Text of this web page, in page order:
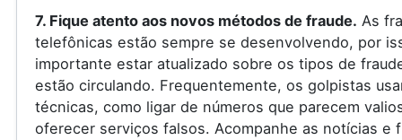
7. Fique atento aos novos métodos de fraude. As
telefônicas estão sempre se desenvolvendo, por
importante estar atualizado sobre os tipos de
estão circulando. Frequentemente, os golpistas
técnicas, como ligar de números que parecem
oferecer serviços falsos. Acompanhe as notícias e